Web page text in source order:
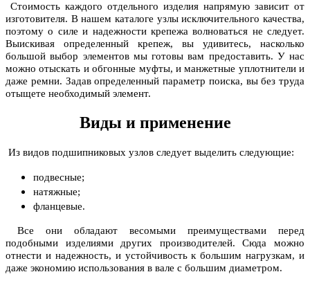
Стоимость каждого отдельного изделия напрямую зависит от
изготовителя. В нашем каталоге узлы исключительного качества,
поэтому о силе и надежности крепежа волноваться не следует.
Выискивая определенный крепеж, вы удивитесь, насколько
большой выбор элементов мы готовы вам предоставить. У нас
можно отыскать и обгонные муфты, и манжетные уплотнители и
даже ремни. Задав определенный параметр поиска, вы без труда
отыщете необходимый элемент.
Виды и применение
Из видов подшипниковых узлов следует выделить следующие:
подвесные;
натяжные;
фланцевые.
Все они обладают весомыми преимуществами перед
подобными изделиями других производителей. Сюда можно
отнести и надежность, и устойчивость к большим нагрузкам, и
даже экономию использования в вале с большим диаметром.